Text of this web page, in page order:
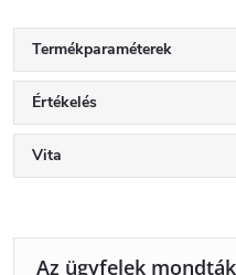
Termékparaméterek
Értékelés
Vita